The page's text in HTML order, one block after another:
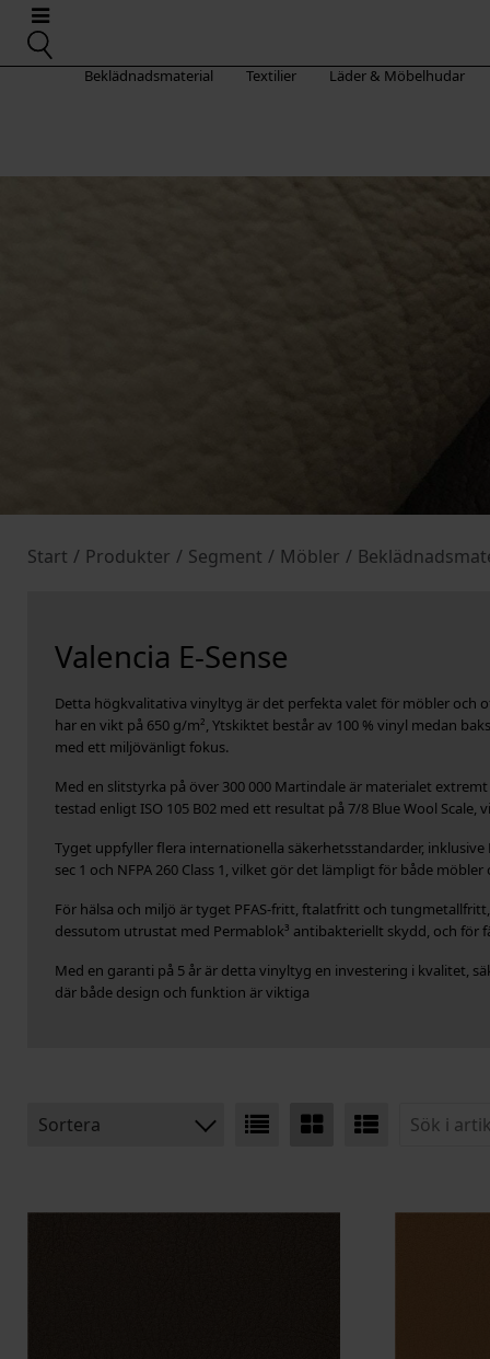
Beklädnadsmaterial Textilier Läder & Möbelhudar
Start / Produkter / Segment / Möbler /
Valencia E-Sense
Detta högkvalitativa vinyltyg är det perfekta valet för möbler och
har en vikt på 650 g/m², Ytskiktet består av 100 % vinyl medan
med ett miljövänligt fokus.
Med en slitstyrka på över 300 000 Martindale är materialet
testad enligt ISO 105 B02 med ett resultat på 7/8 Blue Wool
Tyget uppfyller flera internationella säkerhetsstandarder, inklusive
sec 1 och NFPA 260 Class 1, vilket gör det lämpligt för både
För hälsa och miljö är tyget PFAS-fritt, ftalatfritt och
dessutom utrustat med Permablok³ antibakteriellt skydd, och för
Med en garanti på 5 år är detta vinyltyg en investering i kvalitet,
där både design och funktion är viktiga
Sortera
VIKT